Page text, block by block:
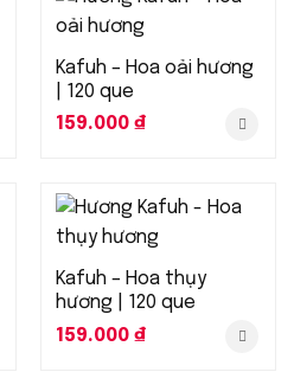
Kafuh – Hoa oải hương
| 120 que
159.000 ₫
Kafuh – Hoa thụy
hương | 120 que
159.000 ₫